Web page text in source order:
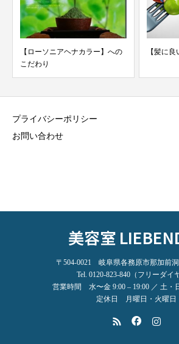
【ローソニアヘナカラー】への
こだわり
【髪に良
プライバシーポリシー
お問い合わせ
美容室
〒504-0021 岐阜県各務原市那加前
Tel. 0120-823-840（フリーダイ
営業時間 水〜金 9:00 – 19:00 ／ 土・
定休日 月曜日・火曜日